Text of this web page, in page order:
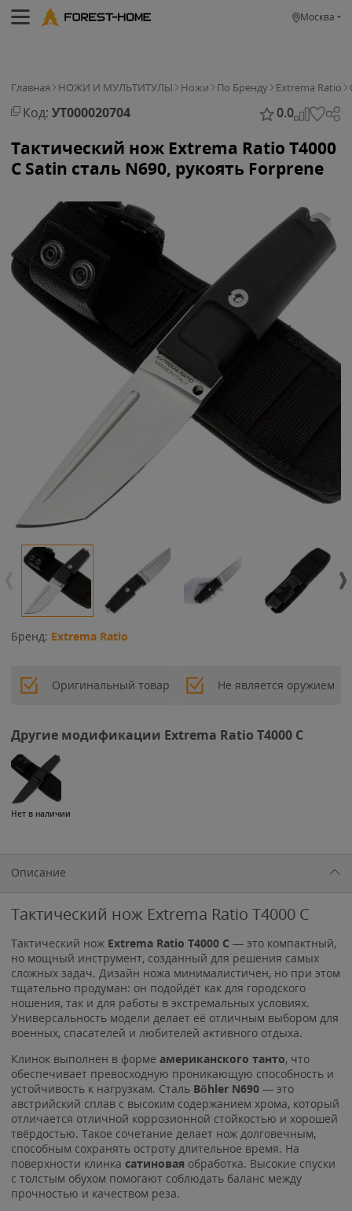
Москва
Главная НОЖИ И МУЛЬТИТУЛЫ Ножи По Бренду Extrema Ratio
Код: УТ000020704 0.0
Тактический нож Extrema Ratio Т4000
C Satin сталь N690, рукоять Forprene
Бренд: Extrema Ratio
Оригинальный товар Не является оружием
Другие модификации Extrema Ratio Т4000 C
Нет в наличии
Описание
Тактический нож Extrema Ratio Т4000 C
Тактический нож Extrema Ratio T4000 C — это компактный,
но мощный инструмент, созданный для решения самых
сложных задач. Дизайн ножа минималистичен, но при этом
тщательно продуман: он подойдёт как для городского
ношения, так и для работы в экстремальных условиях.
Универсальность модели делает её отличным выбором для
военных, спасателей и любителей активного отдыха.
Клинок выполнен в форме американского танто, что
обеспечивает превосходную проникающую способность и
устойчивость к нагрузкам. Сталь Böhler N690 — это
австрийский сплав с высоким содержанием хрома, который
отличается отличной коррозионной стойкостью и хорошей
твёрдостью. Такое сочетание делает нож долговечным,
способным сохранять остроту длительное время. На
поверхности клинка сатиновая обработка. Высокие спуски
с толстым обухом помогают соблюдать баланс между
прочностью и качеством реза.